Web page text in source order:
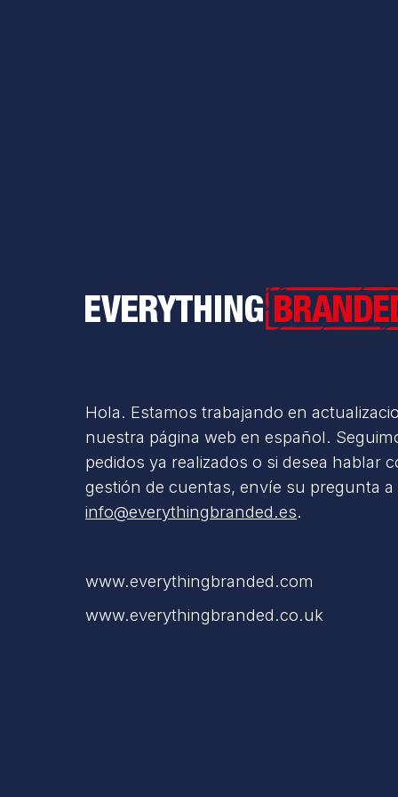
Everything Branded
Hola. Estamos trabajando en
nuestra página web en español.
pedidos ya realizados o si desea hablar
gestión de cuentas, envíe su pregunta a
info@everythingbranded.es.
www.everythingbranded.com
www.everythingbranded.co.uk